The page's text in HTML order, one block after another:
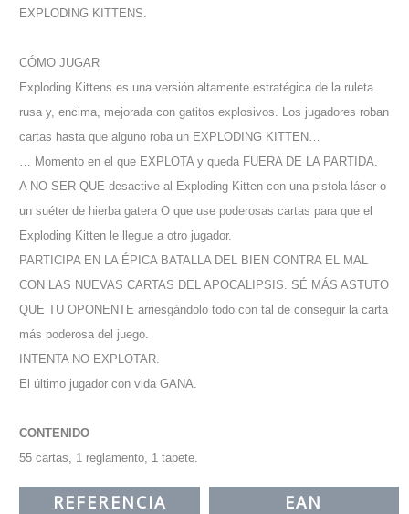
EXPLODING KITTENS.
CÓMO JUGAR
Exploding Kittens es una versión altamente estratégica de la ruleta
rusa y, encima, mejorada con gatitos explosivos. Los jugadores roban
cartas hasta que alguno roba un EXPLODING KITTEN…
… Momento en el que EXPLOTA y queda FUERA DE LA PARTIDA.
A NO SER QUE desactive al Exploding Kitten con una pistola láser o
un suéter de hierba gatera O que use poderosas cartas para que el
Exploding Kitten le llegue a otro jugador.
PARTICIPA EN LA ÉPICA BATALLA DEL BIEN CONTRA EL MAL
CON LAS NUEVAS CARTAS DEL APOCALIPSIS. SÉ MÁS ASTUTO
QUE TU OPONENTE arriesgándolo todo con tal de conseguir la carta
más poderosa del juego.
INTENTA NO EXPLOTAR.
El último jugador con vida GANA.
CONTENIDO
55 cartas, 1 reglamento, 1 tapete.
REFERENCIA
EAN